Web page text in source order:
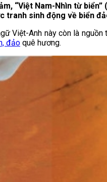
“Việt Nam-Nhìn từ
tranh sinh động về biển
Việt-Anh này còn là
đảo quê hương.